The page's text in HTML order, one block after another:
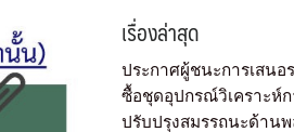
เรื่องล่าสุด
ประกาศผู้ชนะการเสนอ
ซื้อชุดอุปกรณ์วิเคราะห์
ปรับปรุงสมรรถนะด้าน